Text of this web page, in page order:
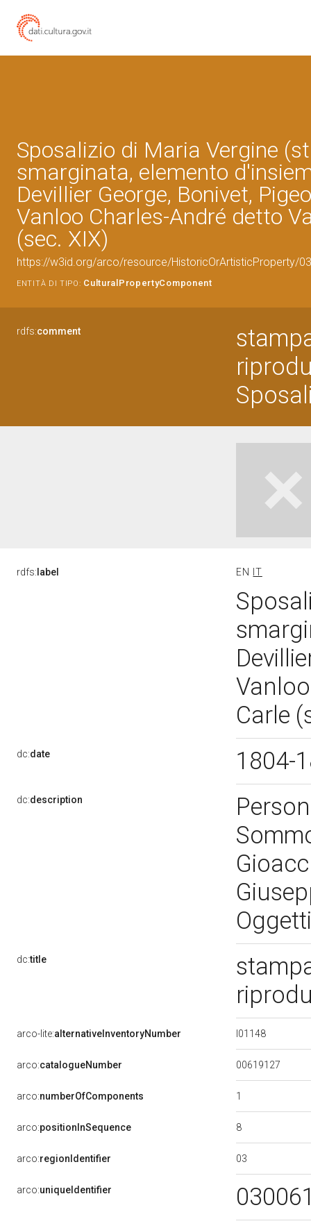
Sposalizio di Maria Vergine
smarginata, elemento
Devillier George, Bonivet,
Vanloo Charles-André detto
(sec. XIX)
https://w3id.org/arco/resource/HistoricOrArtisticProperty/
ENTITÀ DI TIPO: CulturalPropertyComponent
rdfs:comment
rdfs: label EN IT
Carle
dc:date 1804-
dc:description
dc:title
arco-lite:alternativeInventoryNumber I01148
arco:catalogueNumber 00619127
arco:numberOfComponents 1
arco:positionInSequence 8
arco:regionIdentifier 03
arco:uniqueIdentifier